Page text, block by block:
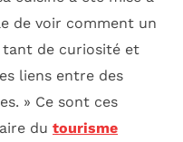
de voir comment un
de curiosité et
liens entre des
» Ce sont ces
du tourisme